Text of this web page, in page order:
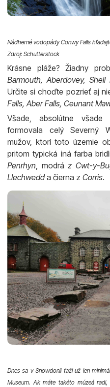
Nádherné vodopády Conwy Falls
Zdroj: Schutterstock
Krásne pláže? Žiadny
Barmouth, Aberdovey, Shell
Určite si choďte pozrieť aj
Falls, Aber Falls, Ceunant
Všade, absolútne
formovala celý Severný
mužov, ktorí toto územie
pritom typická iná farba
Penrhyn , modrá z Cwt-y-
Llechwedda čierna z Corris.
Dnes sa v Snowdonii ťaží už len
Museum. Ak máte takéto múzeá